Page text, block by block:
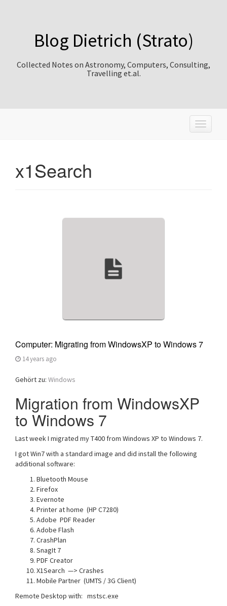
Blog Dietrich (Strato)
Collected Notes on Astronomy, Computers, Consulting,
Travelling et.al.
T
o
x1Search
Computer: Migrating from WindowsXP to Windows 7
14 years ago
Gehört zu: Windows
Migration from WindowsXP
to Windows 7
Last week I migrated my T400 from Windows XP to Windows 7.
I got Win7 with a standard image and did install the following
additional software:
Bluetooth Mouse
Firefox
Evernote
Printer at home (HP C7280)
Adobe PDF Reader
Adobe Flash
CrashPlan
SnagIt 7
PDF Creator
X1Search —> Crashes
Mobile Partner (UMTS / 3G Client)
Remote Desktop with: mstsc.exe